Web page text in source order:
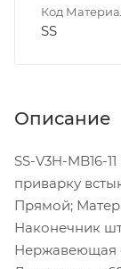
Код
SS
Описание
SS-V3H-MB16-
приварку
Прямой;
Наконечник
Нержавеющая